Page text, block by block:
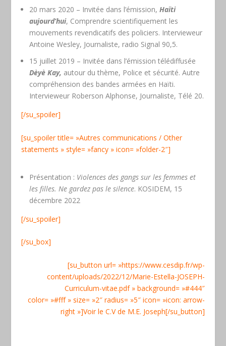
20 mars 2020 – Invitée dans l’émission,Haïti
aujourd’hui, Comprendre scientifiquement les
mouvements revendicatifs des policiers. Intervieweur
Antoine Wesley, Journaliste, radio Signal 90,5.
15 juillet 2019 – Invitée dans l’émission télédiffusée
Dèyè Kay, autour du thème, Police et sécurité. Autre
compréhension des bandes armées en Haïti.
Intervieweur Roberson Alphonse, Journaliste, Télé 20.
[/su_spoiler]
[su_spoiler title= »Autres communications / Other
statements » style= »fancy » icon= »folder-2″]
Présentation : Violences des gangs sur les femmes et
les filles. Ne gardez pas le silence. KOSIDEM, 15
décembre 2022
[/su_spoiler]
[/su_box]
[su_button url= »https://www.cesdip.fr/wp-
content/uploads/2022/12/Marie-Estella-JOSEPH-
Curriculum-vitae.pdf » background= »#444″
color= »#fff » size= »2″ radius= »5″ icon= »icon: arrow-
right »]Voir le C.V de M.E. Joseph[/su_button]